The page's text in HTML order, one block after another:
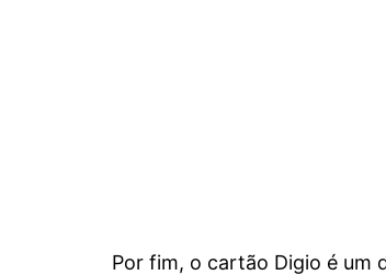
Por fim, o cartão Digio é um